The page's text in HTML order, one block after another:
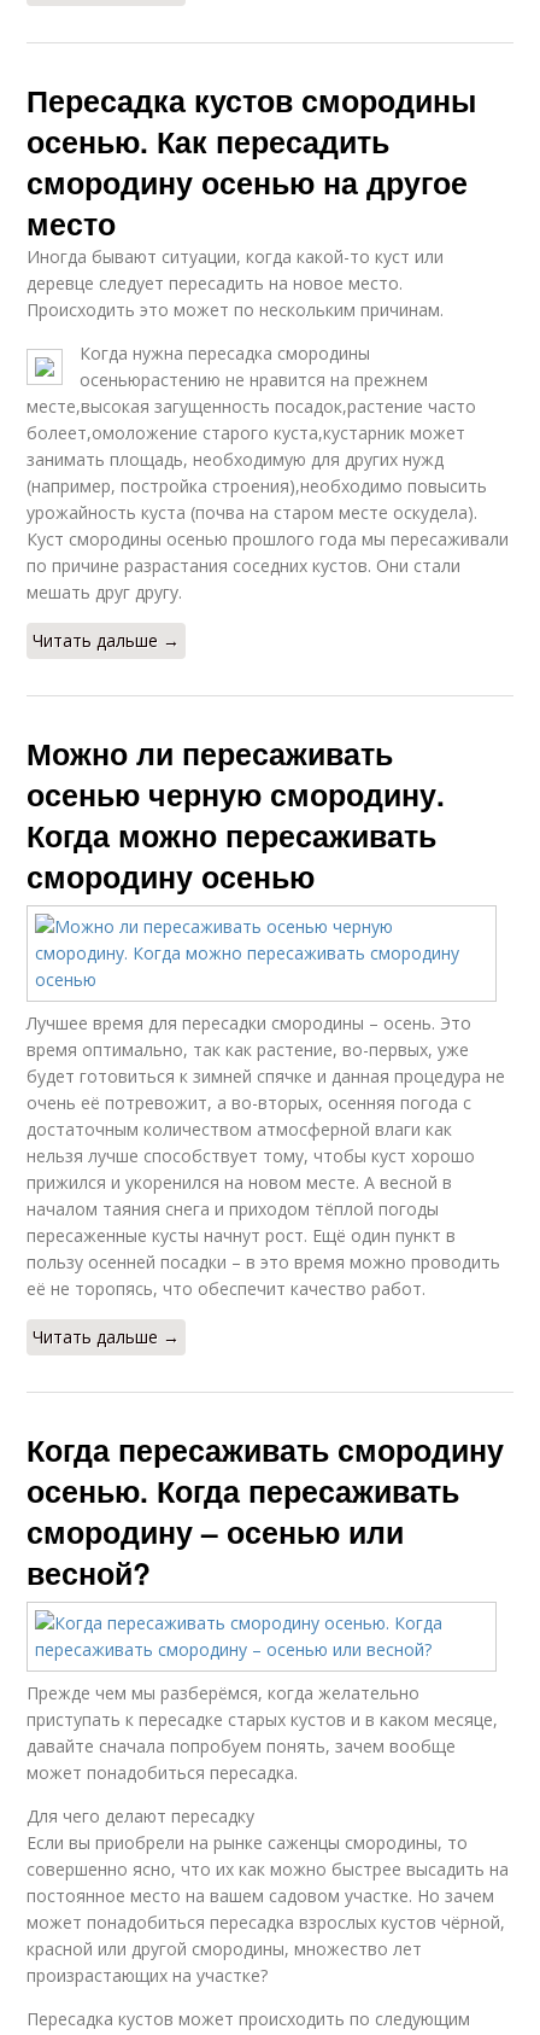
Пересадка кустов смородины
осенью. Как пересадить
смородину осенью на другое
место
Иногда бывают ситуации, когда какой-то куст или
деревце следует пересадить на новое место.
Происходить это может по нескольким причинам.
Когда нужна пересадка смородины
осеньюрастению не нравится на прежнем
месте,высокая загущенность посадок,растение часто
болеет,омоложение старого куста,кустарник может
занимать площадь, необходимую для других нужд
(например, постройка строения),необходимо повысить
урожайность куста (почва на старом месте оскудела).
Куст смородины осенью прошлого года мы пересаживали
по причине разрастания соседних кустов. Они стали
мешать друг другу.
Читать дальше →
Можно ли пересаживать
осенью черную смородину.
Когда можно пересаживать
смородину осенью
Лучшее время для пересадки смородины – осень. Это
время оптимально, так как растение, во-первых, уже
будет готовиться к зимней спячке и данная процедура не
очень её потревожит, а во-вторых, осенняя погода с
достаточным количеством атмосферной влаги как
нельзя лучше способствует тому, чтобы куст хорошо
прижился и укоренился на новом месте. А весной в
началом таяния снега и приходом тёплой погоды
пересаженные кусты начнут рост. Ещё один пункт в
пользу осенней посадки – в это время можно проводить
её не торопясь, что обеспечит качество работ.
Читать дальше →
Когда пересаживать смородину
осенью. Когда пересаживать
смородину – осенью или
весной?
Прежде чем мы разберёмся, когда желательно
приступать к пересадке старых кустов и в каком месяце,
давайте сначала попробуем понять, зачем вообще
может понадобиться пересадка.
Для чего делают пересадку
Если вы приобрели на рынке саженцы смородины, то
совершенно ясно, что их как можно быстрее высадить на
постоянное место на вашем садовом участке. Но зачем
может понадобиться пересадка взрослых кустов чёрной,
красной или другой смородины, множество лет
произрастающих на участке?
Пересадка кустов может происходить по следующим